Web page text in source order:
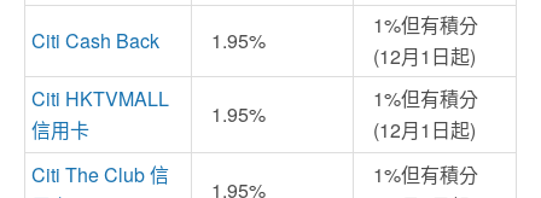
Citi Cash Back
1.95%
1%但有積分
(12月1日起)
Citi HKTVMALL
信用卡
1.95%
1%但有積分
(12月1日起)
Citi The Club 信
1.95%
1%但有積分